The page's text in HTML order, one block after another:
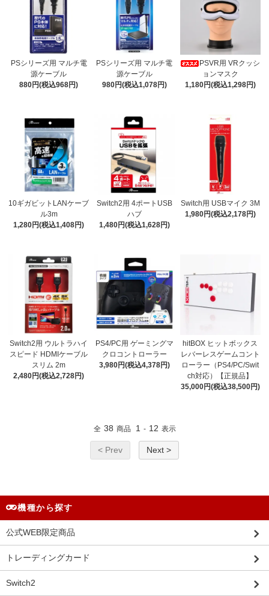
PSシリーズ用 マルチ電
源ケーブル
880円(税込968円)
PSシリーズ用 マルチ電
源ケーブル
980円(税込1,078円)
PSVR用 VRクッシ
ョンマスク
1,180円(税込1,298円)
10ギガビットLANケーブ
ル3m
1,280円(税込1,408円)
Switch2用 4ポートUSB
ハブ
1,480円(税込1,628円)
Switch用 USBマイク 3M
1,980円(税込2,178円)
Switch2用 ウルトラハイ
スピード HDMIケーブル
スリム 2m
2,480円(税込2,728円)
PS4/PC用 ゲーミングマ
クロコントローラー
3,980円(税込4,378円)
hitBOX ヒットボックス
レバーレスゲームコント
ローラー（PS4/PC/Swit
ch対応）【正規品】
35,000円(税込38,500円)
全 38 商品 1 - 12 表示
< Prev Next >
機種から探す
公式WEB限定商品
トレーディングカード
Switch2